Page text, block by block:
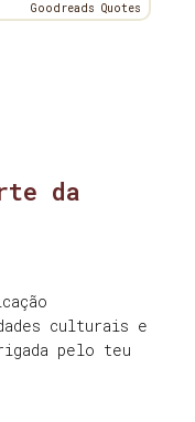
Goodreads Quotes
da
culturais e
pelo teu